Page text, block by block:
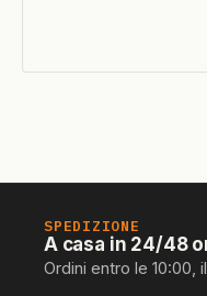
SPEDIZIONE
A casa in 24/48
Ordini entro le